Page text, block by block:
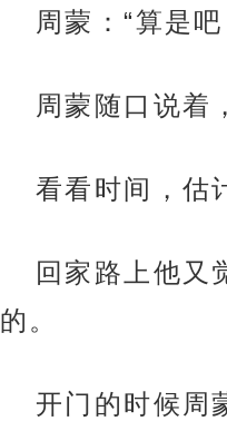
周蒙：“算是
周蒙随口说着
看看时间，估
回家路上他又
的。
开门的时候周